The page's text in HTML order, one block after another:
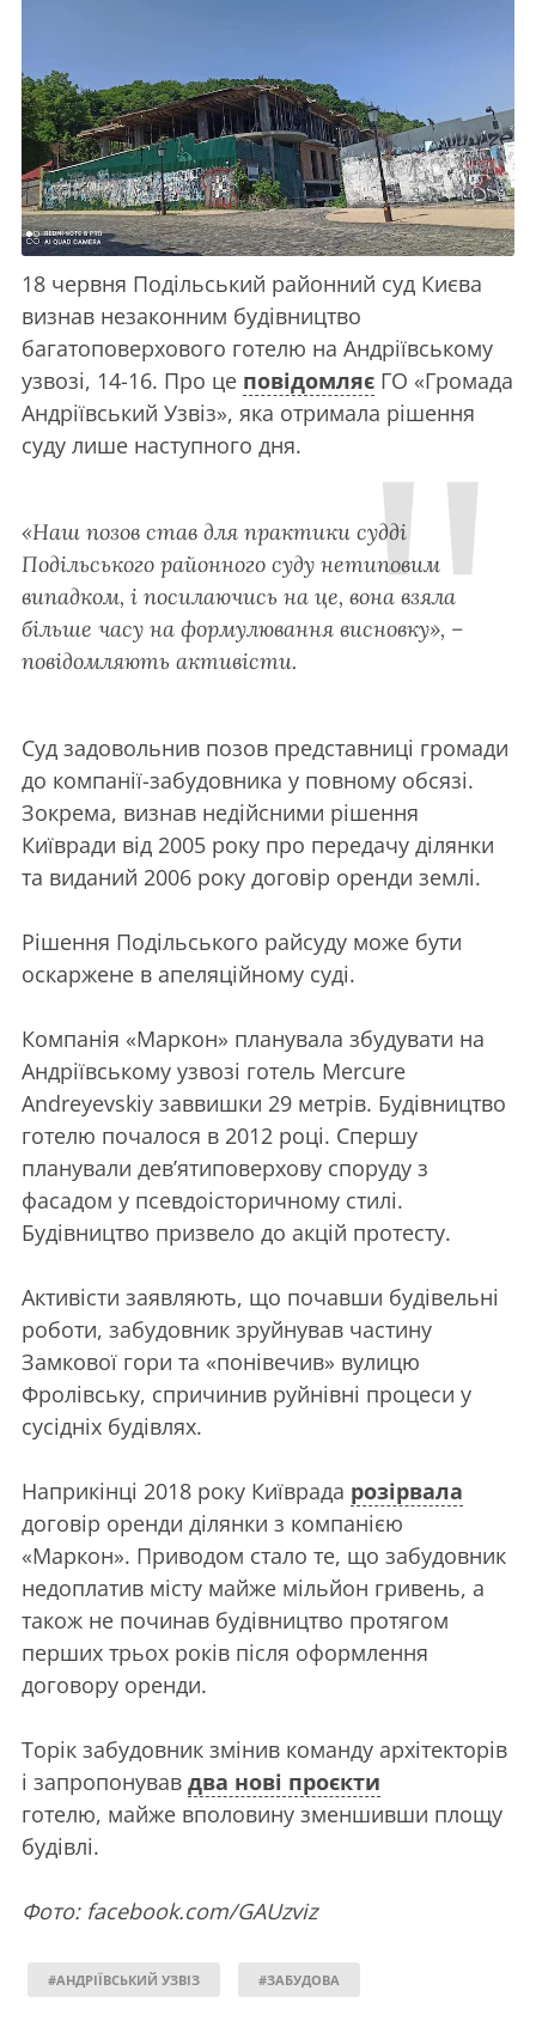
18 червня Подільський районний суд Києва
визнав незаконним будівництво
багатоповерхового готелю на Андріївському
узвозі, 14-16. Про це повідомляє ГО «Громада
Андріївський Узвіз», яка отримала рішення
суду лише наступного дня.
«Наш позов став для практики судді
Подільського районного суду нетиповим
випадком, і посилаючись на це, вона взяла
більше часу на формулювання висновку», –
повідомляють активісти.
Суд задовольнив позов представниці громади
до компанії-забудовника у повному обсязі.
Зокрема, визнав недійсними рішення
Київради від 2005 року про передачу ділянки
та виданий 2006 року договір оренди землі.
Рішення Подільського райсуду може бути
оскаржене в апеляційному суді.
Компанія «Маркон» планувала збудувати на
Андріївському узвозі готель Mercure
Andreyevskiy заввишки 29 метрів. Будівництво
готелю почалося в 2012 році. Спершу
планували дев’ятиповерхову споруду з
фасадом у псевдоісторичному стилі.
Будівництво призвело до акцій протесту.
Активісти заявляють, що почавши будівельні
роботи, забудовник зруйнував частину
Замкової гори та «понівечив» вулицю
Фролівську, спричинив руйнівні процеси у
сусідніх будівлях.
Наприкінці 2018 року Київрада розірвала
договір оренди ділянки з компанією
«Маркон». Приводом стало те, що забудовник
недоплатив місту майже мільйон гривень, а
також не починав будівництво протягом
перших трьох років після оформлення
договору оренди.
Торік забудовник змінив команду архітекторів
і запропонував два нові проєкти
готелю, майже вполовину зменшивши площу
будівлі.
Фото: facebook.com/GAUzviz
#АНДРІЇВСЬКИЙ УЗВІЗ #ЗАБУДОВА